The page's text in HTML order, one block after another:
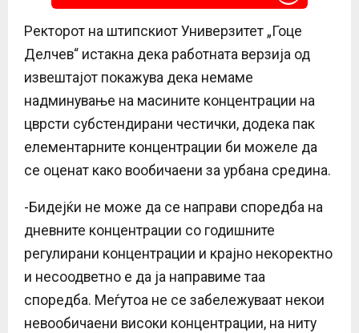
Ректорот на штипскиот Универзитет „Гоце
Делчев“ истакна дека работната верзија од
извештајот покажува дека немаме
надминување на масините концентрации на
цврсти субстендирани честички, додека пак
елементарните концентрации би можеле да
се оценат како вообичаени за урбана средина.
-Бидејќи не може да се направи споредба на
дневните концентрации со годишните
регулирани концентрации и крајно некоректно
и несоодветно е да ја направиме таа
споредба. Меѓутоа не се забележуваат некои
невообичаени високи концентрации, на ниту